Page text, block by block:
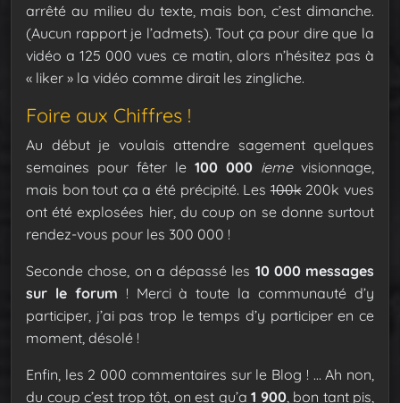
arrêté au milieu du texte, mais bon, c’est dimanche.
(Aucun rapport je l’admets). Tout ça pour dire que la
vidéo a 125 000 vues ce matin, alors n’hésitez pas à
« liker » la vidéo comme dirait les zingliche.
Foire aux Chiffres !
Au début je voulais attendre sagement quelques
semaines pour fêter le 100 000 iemevisionnage,
mais bon tout ça a été précipité. Les100k200k vues
ont été explosées hier, du coup on se donne surtout
rendez-vous pour les 300 000 !
Seconde chose, on a dépassé les 10 000 messages
sur le forum ! Merci à toute la communauté d’y
participer, j’ai pas trop le temps d’y participer en ce
moment, désolé !
Enfin, les 2 000 commentaires sur le Blog ! … Ah non,
du coup c’est trop tôt, on est qu’a 1 900, bon tant pis,